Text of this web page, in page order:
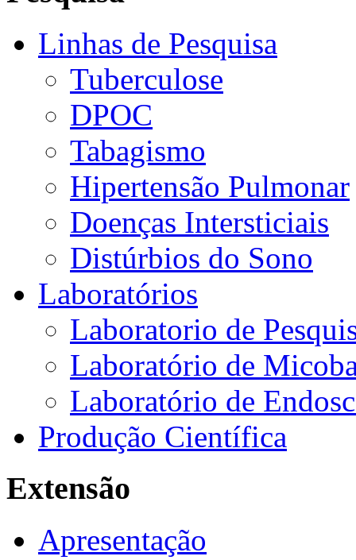
Linhas de Pesquisa
Tuberculose
DPOC
Tabagismo
Hipertensão Pulmonar
Doenças Intersticiais
Distúrbios do Sono
Laboratórios
Laboratorio de
Laboratório de
Laboratório de
Produção Científica
Extensão
Apresentação